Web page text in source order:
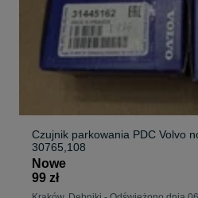
Czujnik parkowania PDC Volvo
30765,108
Nowe
99 zł